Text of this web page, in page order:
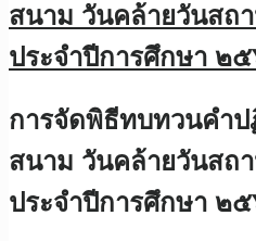
สนาม วันคล้ายวันสถ
ประจำปีการศึกษา ๒
การจัดพิธีทบทวนคำ
สนาม วันคล้ายวันสถ
ประจำปีการศึกษา ๒